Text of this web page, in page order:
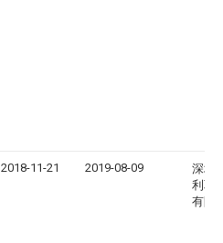
2018-11-21 2019-08-09
深圳
利联
有限